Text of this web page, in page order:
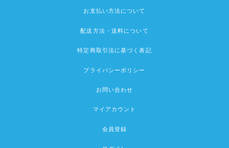
お支払い方法について
配送方法・送料について
特定商取引法に基づく表記
プライバシーポリシー
お問い合わせ
マイアカウント
会員登録